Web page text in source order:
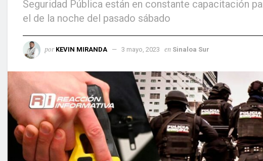
Seguridad Pública están en constante capacitación
el de la noche del pasado sábado
por KEVIN MIRANDA 3 mayo, 2023 en Sinaloa Sur